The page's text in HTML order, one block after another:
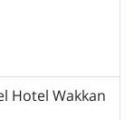
Hotel Wakkan